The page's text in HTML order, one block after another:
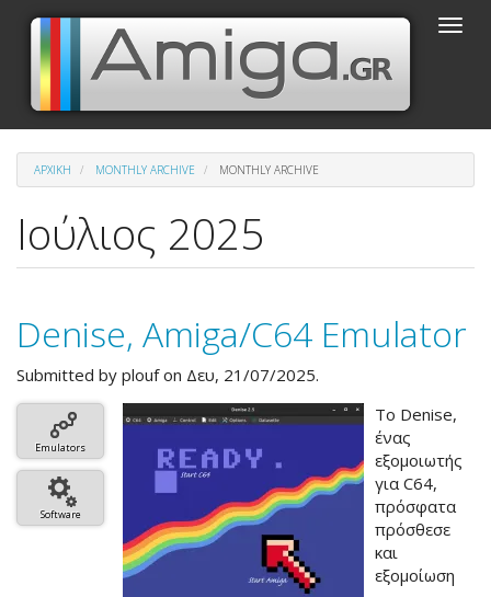
Παράκαμψη
κυρίως
περιεχόμενο
Toggle
ΑΡΧΙΚΉ MONTHLY ARCHIVE MONTHLY ARCHIVE
Ιούλιος 2025
Denise, Amiga/C64 Emulator
Submitted by ploufon Δευ, 21/07/2025.
Emulators
Software
Το Denise,
ένας
εξομοιωτής
για C64,
πρόσφατα
πρόσθεσε
και
εξομοίωση